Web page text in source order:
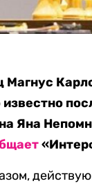
известно
Яна